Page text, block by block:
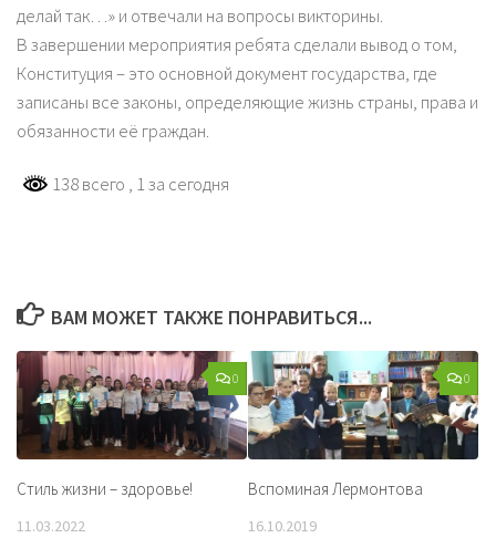
делай так…» и отвечали на вопросы викторины.
В завершении мероприятия ребята сделали вывод о том,
Конституция – это основной документ государства, где
записаны все законы, определяющие жизнь страны, права и
обязанности её граждан.
138 всего , 1 за сегодня
ВАМ МОЖЕТ ТАКЖЕ ПОНРАВИТЬСЯ...
0
Стиль жизни – здоровье!
11.03.2022
0
Вспоминая Лермонтова
16.10.2019